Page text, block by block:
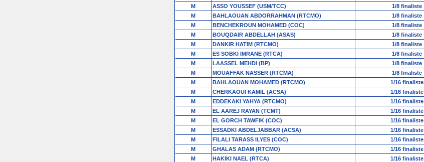
M
ASSO YOUSSEF (USM/TCC) 1/8 finaliste
M
BAHLAOUAN ABDORRAHMAN (RTCMO) 1/8 finaliste
M
BENCHEKROUN MOHAMED (COC) 1/8 finaliste
M
BOUQDAIR ABDELLAH (ASAS) 1/8 finaliste
M
DANKIR HATIM (RTCMO) 1/8 finaliste
M
ES SOBKI IMRANE (RTCA) 1/8 finaliste
M
LAASSEL MEHDI (BP) 1/8 finaliste
M
MOUAFFAK NASSER (RTCMA) 1/8 finaliste
M
BAHLAOUAN MOHAMED (RTCMO) 1/16 finaliste
M
CHERKAOUI KAMIL (ACSA) 1/16 finaliste
M
EDDEKAKI YAHYA (RTCMO) 1/16 finaliste
M
EL AAREJ RAYAN (TCMT) 1/16 finaliste
M
EL GORCH TAWFIK (COC) 1/16 finaliste
M
ESSADKI ABDELJABBAR (ACSA) 1/16 finaliste
M
FILALI TARASS ILYES (COC) 1/16 finaliste
M
GHALAS ADAM (RTCMO) 1/16 finaliste
M
HAKIKI NAEL (RTCA) 1/16 finaliste